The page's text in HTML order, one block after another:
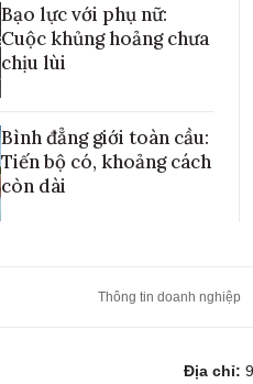
Bạo lực với phụ nữ:
Cuộc khủng hoảng chưa
chịu lùi
Bình đẳng giới toàn cầu:
Tiến bộ có, khoảng cách
còn dài
Thông tin doanh nghiệp
Địa chỉ: